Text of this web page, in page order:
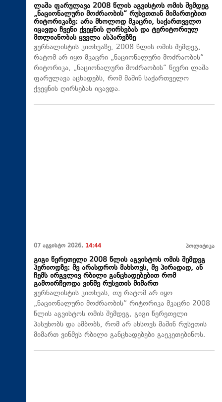
ლაშა ფარულავა 2008 წლის აგვისტოს ომის შემდეგ
„ნაციონალური მოძრაობის“ რუსეთთან მიმართებით
რიტორიკაზე: არა მხოლოდ მკაცრი, საქართველო
იცავდა ჩვენი ქვეყნის ღირსებას და ტერიტორიულ
მთლიანობას ყველა ასპარეზზე
ჟურნალისტის კითხვაზე, 2008 წლის ომის შემდეგ,
რატომ არ იყო მკაცრი „ნაციონალური მოძრაობის“
რიტორიკა, „ნაციონალური მოძრაობის“ წევრი ლაშა
ფარულავა აცხადებს, რომ მაშინ საქართველო
ქვეყნის ღირსებას იცავდა.
07 აგვისტო 2026, 14:44 პოლიტიკა
გიგი წერეთელი 2008 წლის აგვისტოს ომის შემდეგ
პერიოდზე: მე არასდროს მახსოვს, მე პირადად, ან
ჩემს ირგვლივ რბილი განცხადებებით რომ
გამოირჩეოდა ვინმე რუსეთის მიმართ
ჟურნალისტის კითხვას, თუ რატომ არ იყო
„ნაციონალური მოძრაობის“ რიტორიკა მკაცრი 2008
წლის აგვისტოს ომის შემდეგ, გიგი წერეთელი
პასუხობს და ამბობს, რომ არ ახსოვს მაშინ რუსეთის
მიმართ ვინმეს რბილი განცხადებები გაეკეთებინოს.